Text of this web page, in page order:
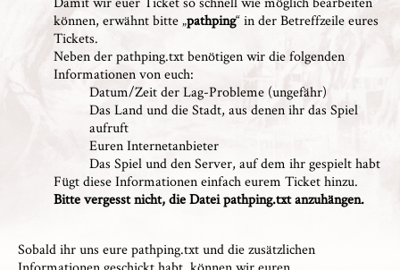
können, erwähnt bitte „pathping“ in der Betreffzeile eures
Tickets.
Neben der pathping.txt benötigen wir die folgenden
Informationen von euch:
Datum/Zeit der Lag-Probleme (ungefähr)
Das Land und die Stadt, aus denen ihr das Spiel
aufruft
Euren Internetanbieter
Das Spiel und den Server, auf dem ihr gespielt habt
Fügt diese Informationen einfach eurem Ticket hinzu.
Bitte vergesst nicht, die Datei pathping.txt anzuhängen.
Sobald ihr uns eure pathping.txt und die zusätzlichen